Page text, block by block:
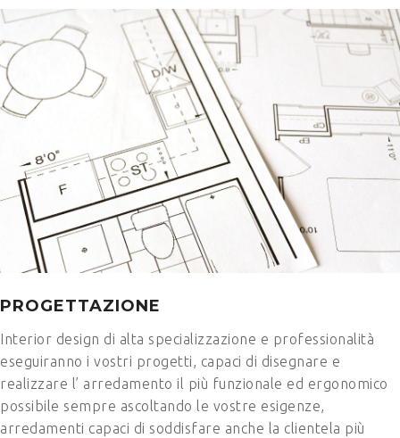
PROGETTAZIONE
Interior design di alta specializzazione e professionalità
eseguiranno i vostri progetti, capaci di disegnare e
realizzare l’ arredamento il più funzionale ed ergonomico
possibile sempre ascoltando le vostre esigenze,
arredamenti capaci di soddisfare anche la clientela più